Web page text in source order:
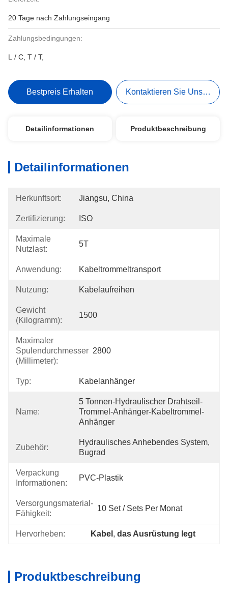
20 Tage nach Zahlungseingang
Zahlungsbedingungen:
L / C, T / T,
Bestpreis Erhalten Kontaktieren Sie Uns Jetzt
Detailinformationen Produktbeschreibung
Detailinformationen
Herkunftsort: Jiangsu, China
Zertifizierung: ISO
Maximale
Nutzlast:
5T
Anwendung: Kabeltrommeltransport
Nutzung: Kabelaufreihen
Gewicht
(Kilogramm):
1500
Maximaler
Spulendurchmesser
(Millimeter):
2800
Typ: Kabelanhänger
Name:
5 Tonnen-Hydraulischer Drahtseil-
Trommel-Anhänger-Kabeltrommel-
Anhänger
Zubehör:
Hydraulisches Anhebendes System,
Bugrad
Verpackung
Informationen:
PVC-Plastik
Versorgungsmaterial-
Fähigkeit:
10 Set / Sets Per Monat
Hervorheben: Kabel , das Ausrüstung legt
Produktbeschreibung